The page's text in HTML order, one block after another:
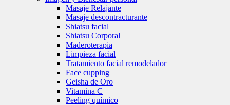
Masaje Relajante
Masaje descontracturante
Shiatsu facial
Shiatsu Corporal
Maderoterapia
Limpieza facial
Tratamiento facial remodelador
Face cupping
Geisha de Oro
Vitamina C
Peeling químico